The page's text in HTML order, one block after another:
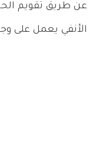
عن طريق تقويم
الأنفي يعمل على